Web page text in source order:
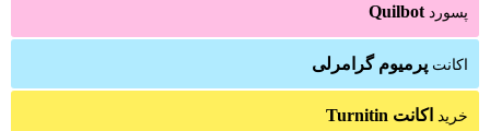
پسورد Quilbot
اکانت پرمیوم گرامرلی
خرید اکانت Turnitin